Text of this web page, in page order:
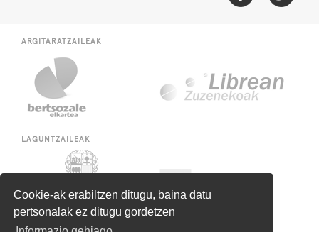
Cookie-ak erabiltzen ditugu, baina datu
pertsonalak ez ditugu gordetzen
ARGITARATZAILEAK
LAGUNTZAILEAK